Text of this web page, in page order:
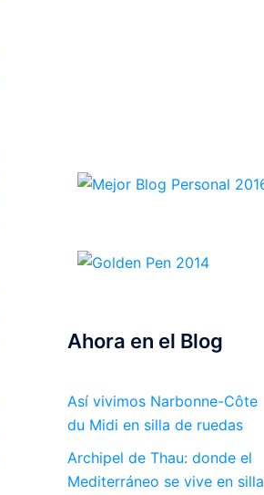
Ahora en el Blog
Así vivimos Narbonne-Côte
du Midi en silla de ruedas
Archipel de Thau: donde el
Mediterráneo se vive en silla